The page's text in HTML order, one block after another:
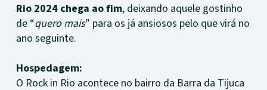
Rio 2024 chega ao fim, deixando aquele gostinho
de “quero mais” para os já ansiosos pelo que virá no
ano seguinte.
Hospedagem:
O Rock in Rio acontece no bairro da Barra da Tijuca